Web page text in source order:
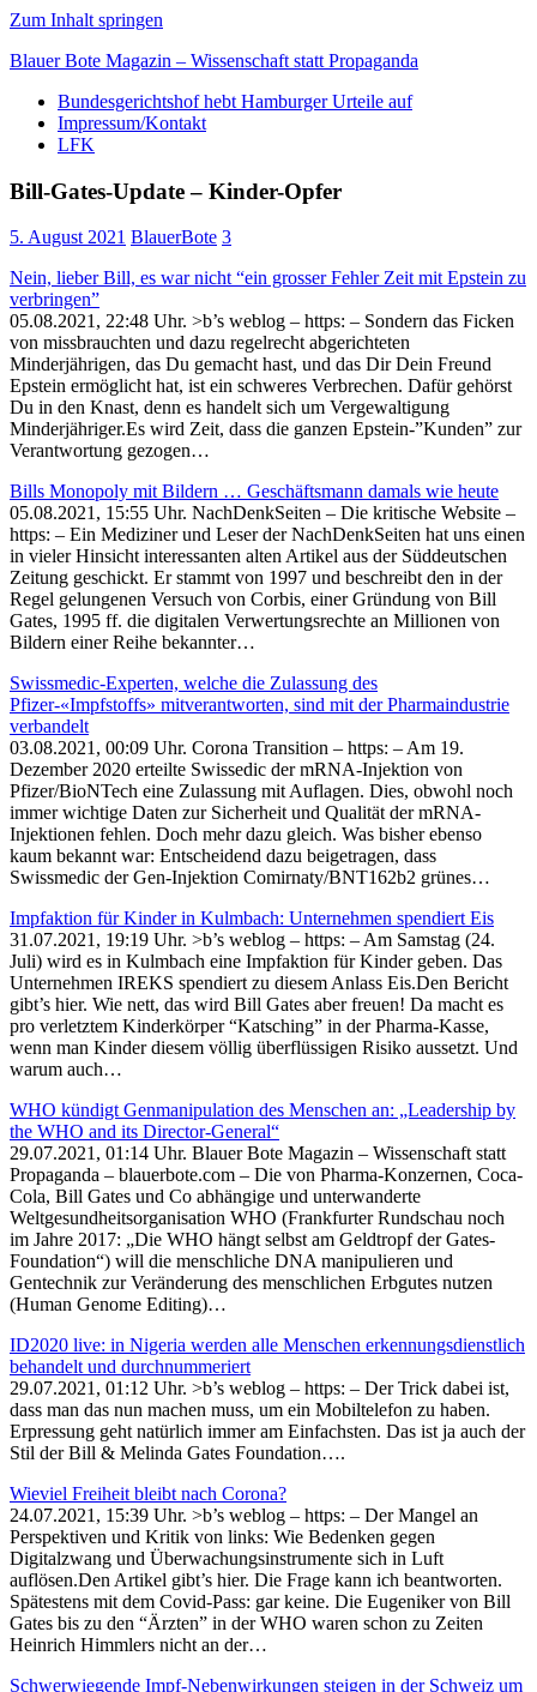
Zum Inhalt springen
Blauer Bote Magazin – Wissenschaft statt Propaganda
Bundesgerichtshof hebt Hamburger Urteile auf
Impressum/Kontakt
LFK
Gesellschaft
Politik
Wirtschaft
Wissenschaft
Bill-Gates-Update – Kinder-Opfer
5. August 2021 BlauerBote 3
Nein, lieber Bill, es war nicht “ein grosser Fehler Zeit mit Epstein zu
verbringen”
05.08.2021, 22:48 Uhr. >b’s weblog – https: – Sondern das Ficken
von missbrauchten und dazu regelrecht abgerichteten
Minderjährigen, das Du gemacht hast, und das Dir Dein Freund
Epstein ermöglicht hat, ist ein schweres Verbrechen. Dafür gehörst
Du in den Knast, denn es handelt sich um Vergewaltigung
Minderjähriger.Es wird Zeit, dass die ganzen Epstein-”Kunden” zur
Verantwortung gezogen…
Bills Monopoly mit Bildern … Geschäftsmann damals wie heute
05.08.2021, 15:55 Uhr. NachDenkSeiten – Die kritische Website –
https: – Ein Mediziner und Leser der NachDenkSeiten hat uns einen
in vieler Hinsicht interessanten alten Artikel aus der Süddeutschen
Zeitung geschickt. Er stammt von 1997 und beschreibt den in der
Regel gelungenen Versuch von Corbis, einer Gründung von Bill
Gates, 1995 ff. die digitalen Verwertungsrechte an Millionen von
Bildern einer Reihe bekannter…
Swissmedic-Experten, welche die Zulassung des
Pfizer-«Impfstoffs» mitverantworten, sind mit der Pharmaindustrie
verbandelt
03.08.2021, 00:09 Uhr. Corona Transition – https: – Am 19.
Dezember 2020 erteilte Swissedic der mRNA-Injektion von
Pfizer/BioNTech eine Zulassung mit Auflagen. Dies, obwohl noch
immer wichtige Daten zur Sicherheit und Qualität der mRNA-
Injektionen fehlen. Doch mehr dazu gleich. Was bisher ebenso
kaum bekannt war: Entscheidend dazu beigetragen, dass
Swissmedic der Gen-Injektion Comirnaty/BNT162b2 grünes…
Impfaktion für Kinder in Kulmbach: Unternehmen spendiert Eis
31.07.2021, 19:19 Uhr. >b’s weblog – https: – Am Samstag (24.
Juli) wird es in Kulmbach eine Impfaktion für Kinder geben. Das
Unternehmen IREKS spendiert zu diesem Anlass Eis.Den Bericht
gibt’s hier. Wie nett, das wird Bill Gates aber freuen! Da macht es
pro verletztem Kinderkörper “Katsching” in der Pharma-Kasse,
wenn man Kinder diesem völlig überflüssigen Risiko aussetzt. Und
warum auch…
WHO kündigt Genmanipulation des Menschen an: „Leadership by
the WHO and its Director-General“
29.07.2021, 01:14 Uhr. Blauer Bote Magazin – Wissenschaft statt
Propaganda – blauerbote.com – Die von Pharma-Konzernen, Coca-
Cola, Bill Gates und Co abhängige und unterwanderte
Weltgesundheitsorganisation WHO (Frankfurter Rundschau noch
im Jahre 2017: „Die WHO hängt selbst am Geldtropf der Gates-
Foundation“) will die menschliche DNA manipulieren und
Gentechnik zur Veränderung des menschlichen Erbgutes nutzen
(Human Genome Editing)…
ID2020 live: in Nigeria werden alle Menschen erkennungsdienstlich
behandelt und durchnummeriert
29.07.2021, 01:12 Uhr. >b’s weblog – https: – Der Trick dabei ist,
dass man das nun machen muss, um ein Mobiltelefon zu haben.
Erpressung geht natürlich immer am Einfachsten. Das ist ja auch der
Stil der Bill & Melinda Gates Foundation….
Wieviel Freiheit bleibt nach Corona?
24.07.2021, 15:39 Uhr. >b’s weblog – https: – Der Mangel an
Perspektiven und Kritik von links: Wie Bedenken gegen
Digitalzwang und Überwachungsinstrumente sich in Luft
auflösen.Den Artikel gibt’s hier. Die Frage kann ich beantworten.
Spätestens mit dem Covid-Pass: gar keine. Die Eugeniker von Bill
Gates bis zu den “Ärzten” in der WHO waren schon zu Zeiten
Heinrich Himmlers nicht an der…
Schwerwiegende Impf-Nebenwirkungen steigen in der Schweiz um